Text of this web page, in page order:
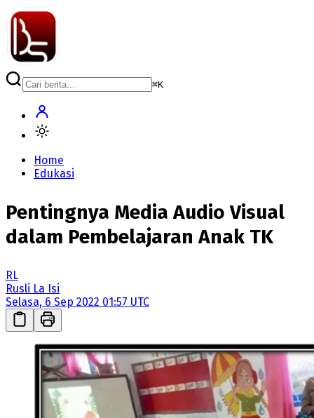
⌘K
Home
Edukasi
Pentingnya Media Audio Visual
dalam Pembelajaran Anak TK
RL
Rusli La Isi
Selasa, 6 Sep 2022 01:57 UTC